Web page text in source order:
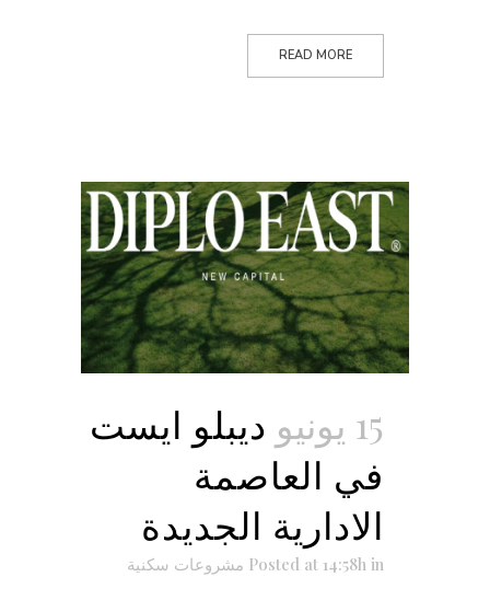
READ MORE
15 يونيو
ديبلو ايست
في العاصمة
الادارية الجديدة
Posted at 14:58h in مشروعات سكنية